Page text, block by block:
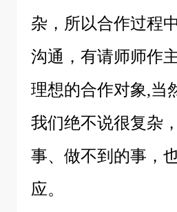
杂，所以合作过程
沟通，有请师师作
理想的合作对象,当
我们绝不说很复杂
事、做不到的事，
应。